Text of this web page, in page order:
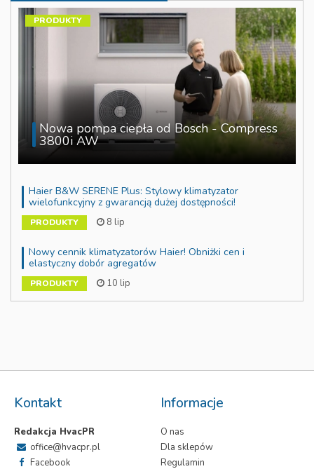
Nowa pompa ciepła od Bosch - Compress
3800i AW
PRODUKTY
Haier B&W SERENE Plus: Stylowy klimatyzator
wielofunkcyjny z gwarancją dużej dostępności!
PRODUKTY 8 lip
Nowy cennik klimatyzatorów Haier! Obniżki cen i
elastyczny dobór agregatów
PRODUKTY 10 lip
Kontakt
Redakcja HvacPR
office@hvacpr.pl
Facebook
Informacje
O nas
Dla sklepów
Regulamin